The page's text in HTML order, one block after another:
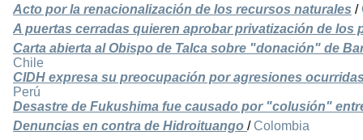
Acto por la renacionalización de los recursos naturales /
A puertas cerradas quieren aprobar privatización de los
Carta abierta al Obispo de Talca sobre "donación" de
Chile
CIDH expresa su preocupación por agresiones
Perú
Desastre de Fukushima fue causado por "colusión"
Denuncias en contra de Hidroituango / Colombia